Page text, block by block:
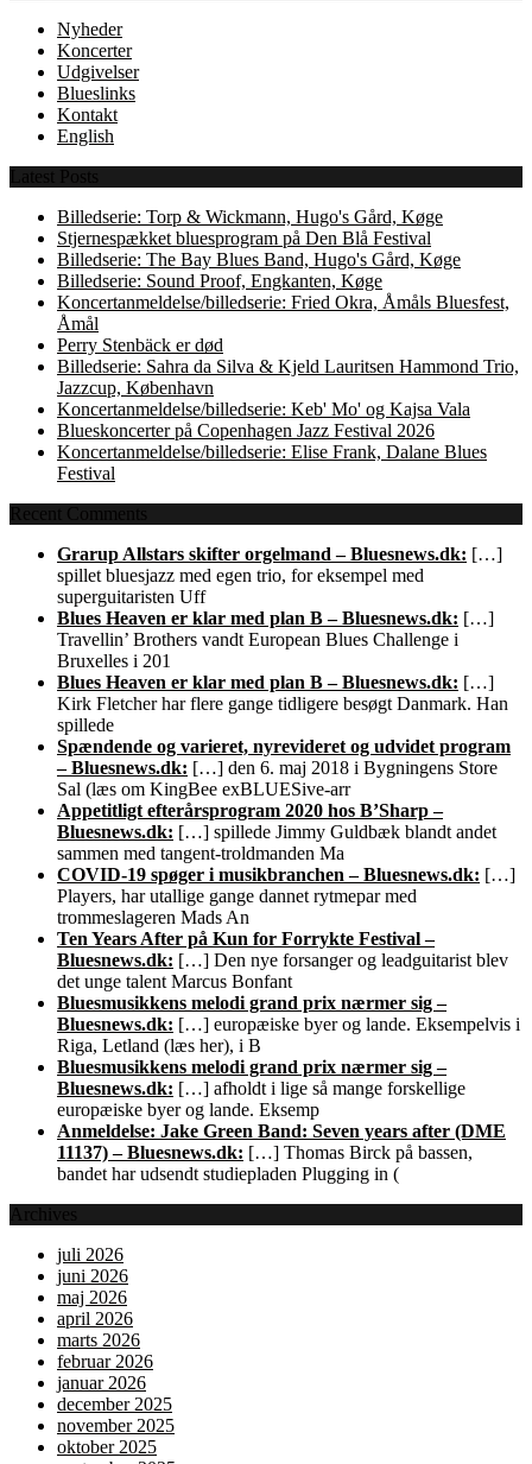
Nyheder
Koncerter
Udgivelser
Blueslinks
Kontakt
English
Latest Posts
Billedserie: Torp & Wickmann, Hugo's Gård, Køge
Stjernespækket bluesprogram på Den Blå Festival
Billedserie: The Bay Blues Band, Hugo's Gård, Køge
Billedserie: Sound Proof, Engkanten, Køge
Koncertanmeldelse/billedserie: Fried Okra, Åmåls Bluesfest,
Åmål
Perry Stenbäck er død
Billedserie: Sahra da Silva & Kjeld Lauritsen Hammond Trio,
Jazzcup, København
Koncertanmeldelse/billedserie: Keb' Mo' og Kajsa Vala
Blueskoncerter på Copenhagen Jazz Festival 2026
Koncertanmeldelse/billedserie: Elise Frank, Dalane Blues
Festival
Recent Comments
Grarup Allstars skifter orgelmand – Bluesnews.dk: […]
spillet bluesjazz med egen trio, for eksempel med
superguitaristen Uff
Blues Heaven er klar med plan B – Bluesnews.dk: […]
Travellin’ Brothers vandt European Blues Challenge i
Bruxelles i 201
Blues Heaven er klar med plan B – Bluesnews.dk: […]
Kirk Fletcher har flere gange tidligere besøgt Danmark. Han
spillede
Spændende og varieret, nyrevideret og udvidet program
– Bluesnews.dk: […] den 6. maj 2018 i Bygningens Store
Sal (læs om KingBee exBLUESive-arr
Appetitligt efterårsprogram 2020 hos B’Sharp –
Bluesnews.dk: […] spillede Jimmy Guldbæk blandt andet
sammen med tangent-troldmanden Ma
COVID-19 spøger i musikbranchen – Bluesnews.dk: […]
Players, har utallige gange dannet rytmepar med
trommeslageren Mads An
Ten Years After på Kun for Forrykte Festival –
Bluesnews.dk: […] Den nye forsanger og leadguitarist blev
det unge talent Marcus Bonfant
Bluesmusikkens melodi grand prix nærmer sig –
Bluesnews.dk: […] europæiske byer og lande. Eksempelvis i
Riga, Letland (læs her), i B
Bluesmusikkens melodi grand prix nærmer sig –
Bluesnews.dk: […] afholdt i lige så mange forskellige
europæiske byer og lande. Eksemp
Anmeldelse: Jake Green Band: Seven years after (DME
11137) – Bluesnews.dk: […] Thomas Birck på bassen,
bandet har udsendt studiepladen Plugging in (
Archives
juli 2026
juni 2026
maj 2026
april 2026
marts 2026
februar 2026
januar 2026
december 2025
november 2025
oktober 2025